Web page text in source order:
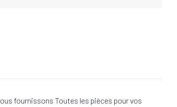
fournissons Toutes les pièces pour vos